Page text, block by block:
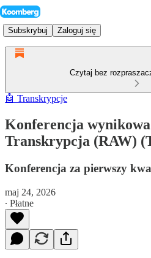
Subskrybuj Zaloguj się
Czytaj bez
🤖 Transkrypcje
Konferencja
Transkrypcja (RAW)
Konferencja za pierwszy
maj 24, 2026
∙ Płatne